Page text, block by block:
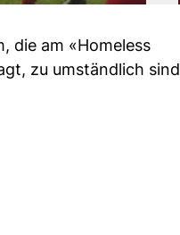
die am «Homeless
zu umständlich sind